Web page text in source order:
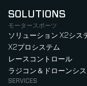
SOLUTIONS
モータースポーツ
ソリューション X2シス
X2プロシステム
レースコントロール
ラジコン＆ドローンシ
SERVICES